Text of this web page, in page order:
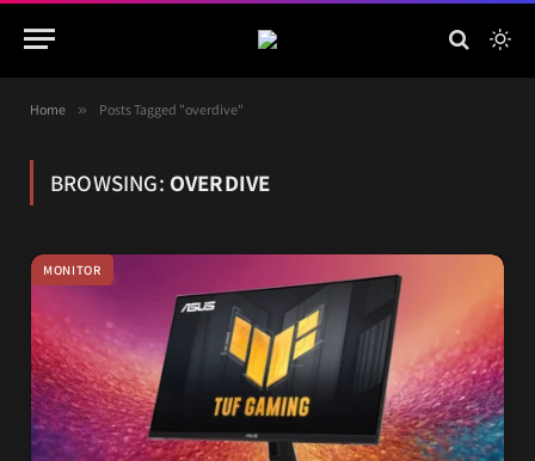
Home » Posts Tagged "overdive"
BROWSING: OVERDIVE
MONITOR